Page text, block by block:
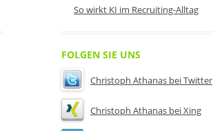
So wirkt KI im Recruiting-Alltag
FOLGEN SIE UNS
Christoph Athanas bei Twitter
Christoph Athanas bei Xing